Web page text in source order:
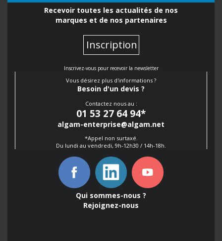
Recevoir toutes les actualités de nos
marques et de nos partenaires
Inscription
Inscrivez-vous pour recevoir la newsletter
Vous désirez plus d'informations ?
Besoin d'un devis ?
Contactez nous au :
01 53 27 64 94*
algam-enterprise@algam.net
*Appel non surtaxé.
Du lundi au vendredi, 9h-12h30 / 14h-18h.
Qui sommes-nous ?
Rejoignez-nous